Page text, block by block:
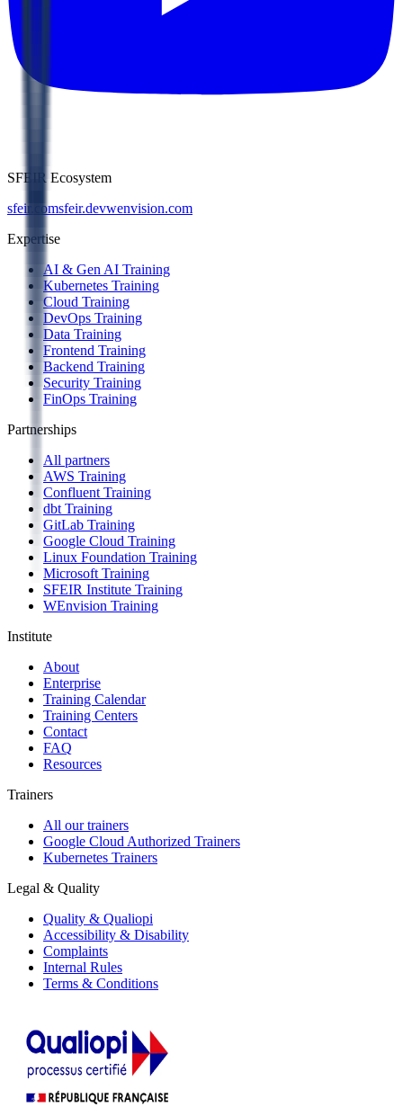
SFEIR Ecosystem
sfeir.comsfeir.devwenvision.com
Expertise
AI & Gen AI Training
Kubernetes Training
Cloud Training
DevOps Training
Data Training
Frontend Training
Backend Training
Security Training
FinOps Training
Partnerships
All partners
AWS Training
Confluent Training
dbt Training
GitLab Training
Google Cloud Training
Linux Foundation Training
Microsoft Training
SFEIR Institute Training
WEnvision Training
Institute
About
Enterprise
Training Calendar
Training Centers
Contact
FAQ
Resources
Trainers
All our trainers
Google Cloud Authorized Trainers
Kubernetes Trainers
Legal & Quality
Quality & Qualiopi
Accessibility & Disability
Complaints
Internal Rules
Terms & Conditions